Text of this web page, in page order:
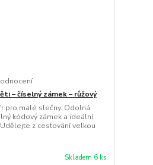
– číselný zámek – růžový
pro malé slečny. Odolná
kódový zámek a ideální
z cestování velkou
Skladem 6 ks